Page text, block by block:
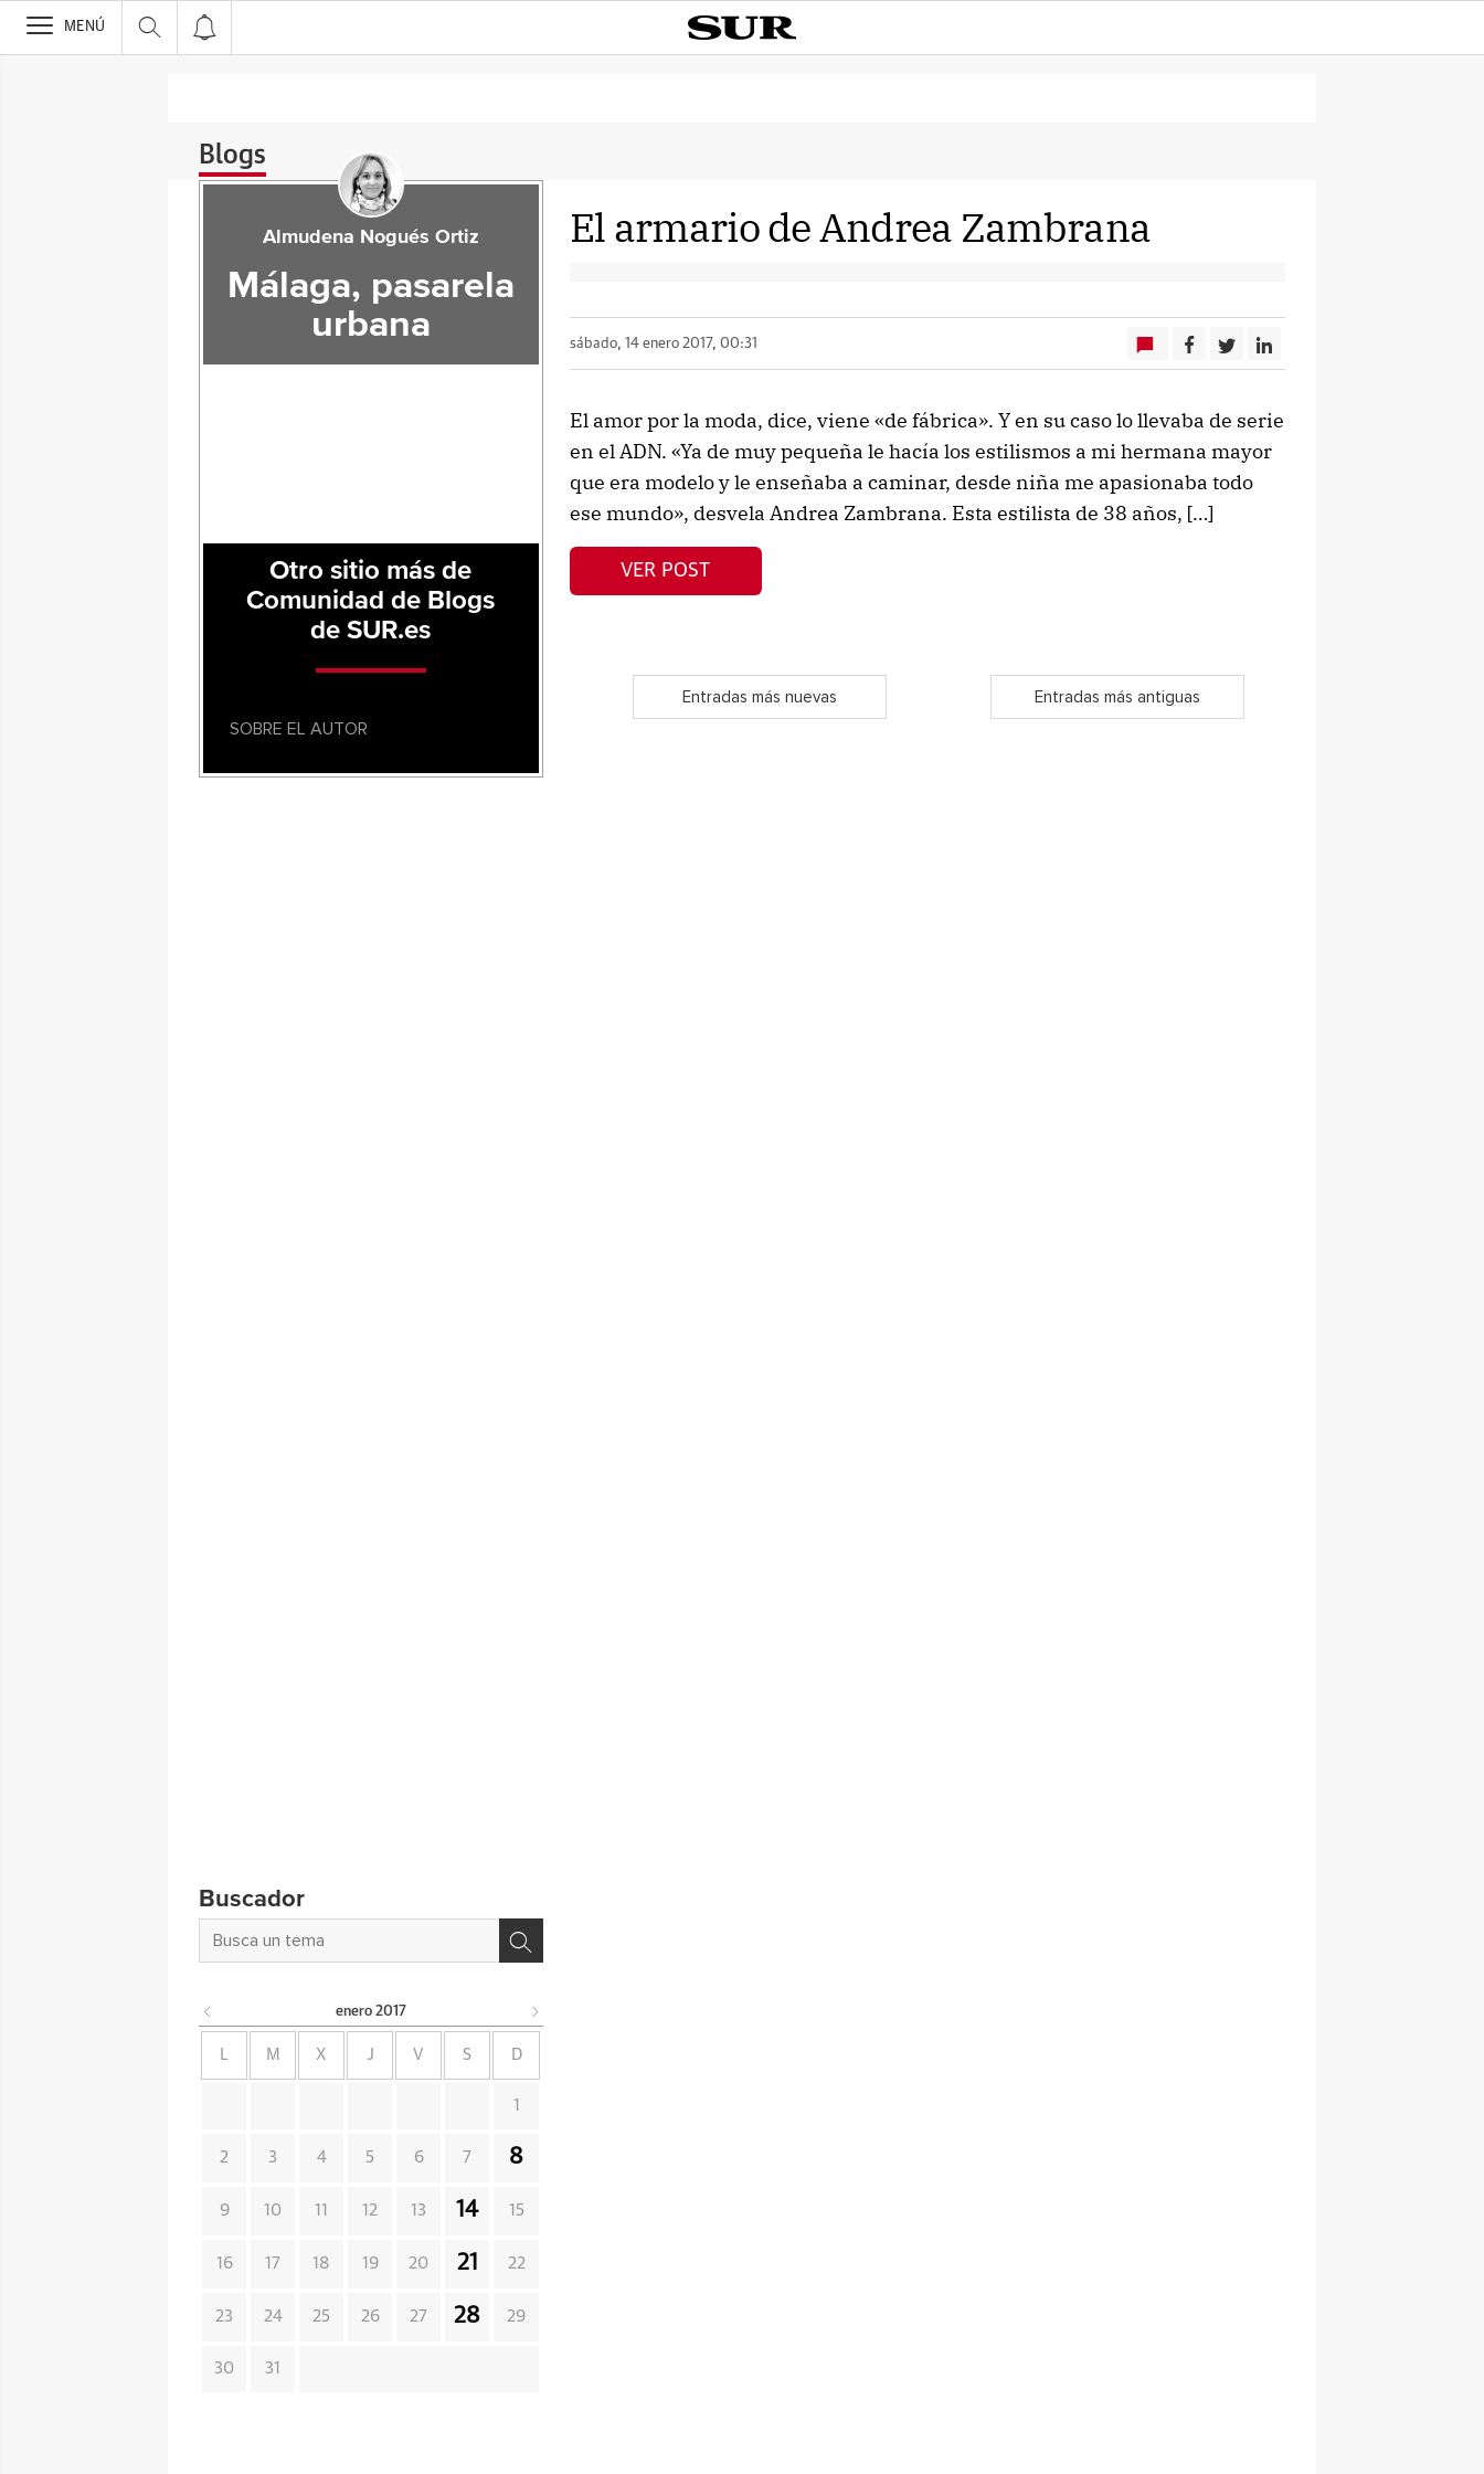
>
MENÚ
Blogs
El armario de Andrea Zambrana
sábado, 14 enero 2017, 00:31
El amor por la moda, dice, viene «de fábrica». Y en su caso lo llevaba de serie
en el ADN. «Ya de muy pequeña le hacía los estilismos a mi hermana mayor
que era modelo y le enseñaba a caminar, desde niña me apasionaba todo
ese mundo», desvela Andrea Zambrana. Esta estilista de 38 años, […]
VER POST
Entradas más nuevas Entradas más antiguas
Almudena Nogués Ortiz
Málaga, pasarela
urbana
Otro sitio más de
Comunidad de Blogs
de SUR.es
SOBRE EL AUTOR
Buscador
enero 2017
L M X J V S D
1
2 3 4 5 6 7 8
9 10 11 12 13 14 15
16 17 18 19 20 21 22
23 24 25 26 27 28 29
30 31